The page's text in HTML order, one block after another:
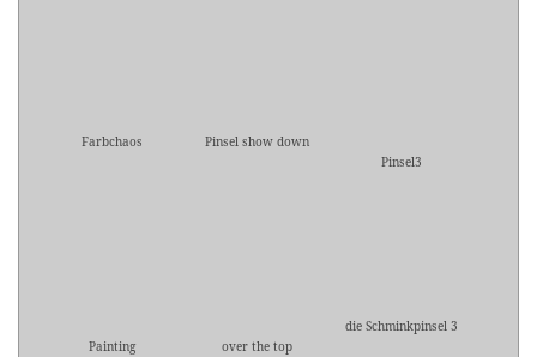
Farbchaos
Pinsel show down
Pinsel3
Painting over the top
die Schminkpinsel 3